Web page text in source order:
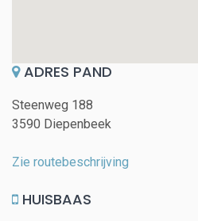
ADRES PAND
Steenweg 188
3590 Diepenbeek
Zie routebeschrijving
HUISBAAS